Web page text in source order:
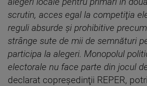
scrutin, acces egal la competiţia
reguli absurde şi prohibitive
strânge sute de mii de semnături
participa la alegeri. Monopolul
electorale nu face parte din jocul
declarat copreşedinţii REPER,